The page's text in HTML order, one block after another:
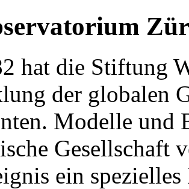
hat die Stiftung
der globalen
Modelle und
Gesellschaft
ein